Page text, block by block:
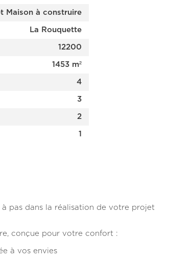
Maison à construire
La Rouquette
12200
1453 m²
4
3
2
1
à pas dans la réalisation de votre projet
conçue pour votre confort :
à vos envies